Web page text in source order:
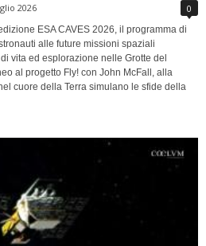
2026 0
ESA CAVES 2026, il programma di
alle future missioni spaziali
vita ed esplorazione nelle Grotte del
al progetto Fly! con John McFall, alla
cuore della Terra simulano le sfide della